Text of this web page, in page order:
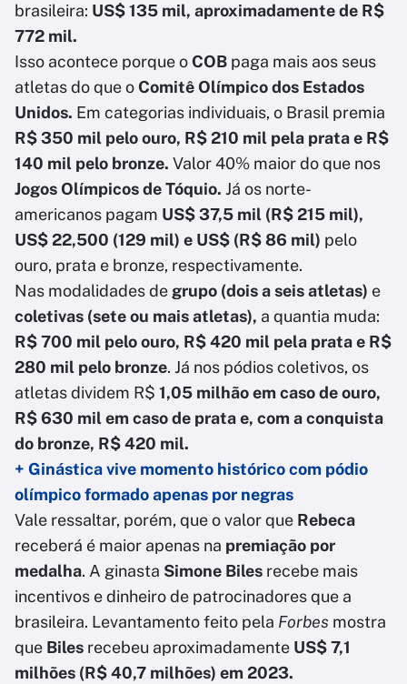
brasileira: US$ 135 mil, aproximadamente de R$
772 mil.
Isso acontece porque oCOB paga mais aos seus
atletas do que oComitê Olímpico dos Estados
Unidos. Em categorias individuais, o Brasil premia
R$ 350 mil pelo ouro, R$ 210 mil pela prata e R$
140 mil pelo bronze. Valor 40% maior do que nos
Jogos Olímpicos de Tóquio. Já os norte-
americanos pagam US$ 37,5 mil (R$ 215 mil),
US$ 22,500 (129 mil) e US$ (R$ 86 mil) pelo
ouro, prata e bronze, respectivamente.
Nas modalidades de grupo (dois a seis atletas) e
coletivas (sete ou mais atletas), a quantia muda:
R$ 700 mil pelo ouro, R$ 420 mil pela prata e R$
280 mil pelo bronze. Já nos pódios coletivos, os
atletas dividem R$ 1,05 milhão em caso de ouro,
R$ 630 mil em caso de prata e, com a conquista
do bronze, R$ 420 mil.
+ Ginástica vive momento histórico com pódio
olímpico formado apenas por negras
Vale ressaltar, porém, que o valor que Rebeca
receberá é maior apenas na premiação por
medalha. A ginasta Simone Biles recebe mais
incentivos e dinheiro de patrocinadores que a
brasileira. Levantamento feito pela Forbes mostra
que Biles recebeu aproximadamente US$ 7,1
milhões (R$ 40,7 milhões) em 2023.